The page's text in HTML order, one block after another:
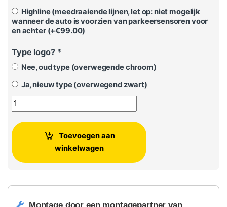
Highline (meedraaiende lijnen, let op: niet mogelijk
wanneer de auto is voorzien van parkeersensoren voor
en achter (+€99.00)
Type logo? *
Nee, oud type (overwegende chroom)
Ja, nieuw type (overwegend zwart)
Achteruitrijcamera Volkswagen Polo AW 2018 - 2020 aantal
Toevoegen aan
winkelwagen